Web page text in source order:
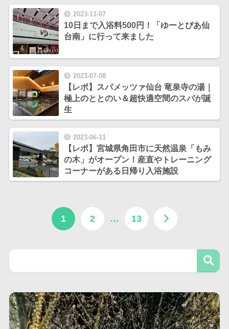
2023-11-07
10日まで入浴料500円！「ゆーとぴあ仙
台南」に行って来ました
2023-07-08
【レポ】スパメッツァ仙台 竜泉寺の湯｜
極上のととのい＆超快適空間のスパが誕
生
2023-06-11
【レポ】宮城県角田市に天然温泉「もみ
の木」がオープン！産直やトレーニング
コーナーがある日帰り入浴施設
1 2 … 13